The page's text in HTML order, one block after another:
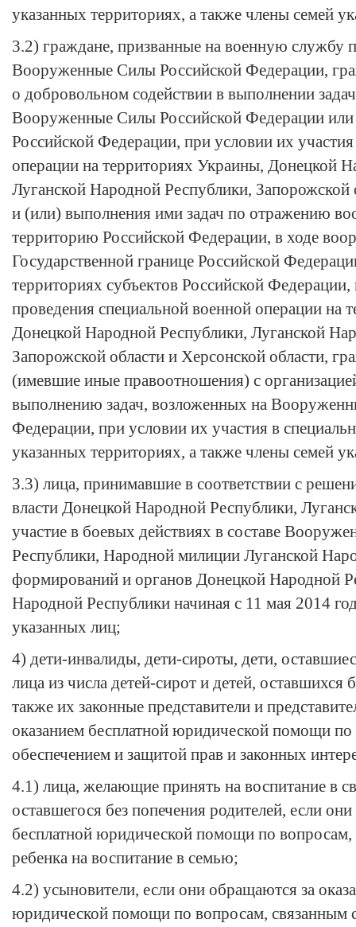
указанных территориях, а также члены семей
3.2) граждане, призванные на военную службу
Вооруженные Силы Российской Федерации,
о добровольном содействии в выполнении
Вооруженные Силы Российской Федерации или
Российской Федерации, при условии их
операции на территориях Украины, Донецкой
Луганской Народной Республики, Запорожской
и (или) выполнения ими задач по отражению
территорию Российской Федерации, в ходе
Государственной границе Российской
территориях субъектов Российской
проведения специальной военной операции на
Донецкой Народной Республики, Луганской
Запорожской области и Херсонской области,
(имевшие иные правоотношения) с
выполнению задач, возложенных на
Федерации, при условии их участия в
указанных территориях, а также члены семей
3.3) лица, принимавшие в соответствии с
власти Донецкой Народной Республики,
участие в боевых действиях в составе
Республики, Народной милиции Луганской
формирований и органов Донецкой Народной
Народной Республики начиная с 11 мая 2014
указанных лиц;
4) дети-инвалиды, дети-сироты, дети,
лица из числа детей-сирот и детей, оставшихся
также их законные представители и
оказанием бесплатной юридической помощи
обеспечением и защитой прав и законных
4.1) лица, желающие принять на воспитание в
оставшегося без попечения родителей, если
бесплатной юридической помощи по вопросам,
ребенка на воспитание в семью;
4.2) усыновители, если они обращаются за
юридической помощи по вопросам, связанным